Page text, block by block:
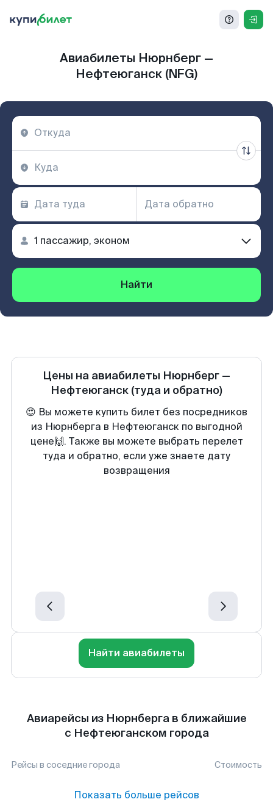
Авиабилеты Нюрнберг —
Нефтеюганск (NFG)
Найти
Цены на авиабилеты Нюрнберг —
Нефтеюганск (туда и обратно)
😍 Вы можете купить билет без посредников
из Нюрнберга в Нефтеюганск по выгодной
цене🙌. Также вы можете выбрать перелет
туда и обратно, если уже знаете дату
возвращения
Найти авиабилеты
Авиарейсы из Нюрнберга в ближайшие
с Нефтеюганском города
Рейсы в соседние города Стоимость
Показать больше рейсов